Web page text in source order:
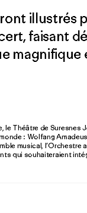
illustrés
faisant
magnifique
Théâtre de Suresnes
: Wolfang
musical, l’Orchestre
qui souhaiteraient